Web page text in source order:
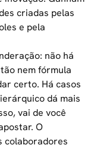
criadas pelas
e pela
não há
nem fórmula
certo. Há casos
dá mais
vai de você
O
colaboradores